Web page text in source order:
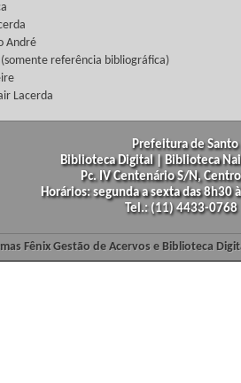
André
referência bibliográfica)
Lacerda
Prefeitura de
Biblioteca Digital | Biblioteca
Pc. IV Centenário S/N,
Horários: segunda a sexta das
Tel.: (11) 4433-
Fênix Gestão de Acervos e Biblioteca